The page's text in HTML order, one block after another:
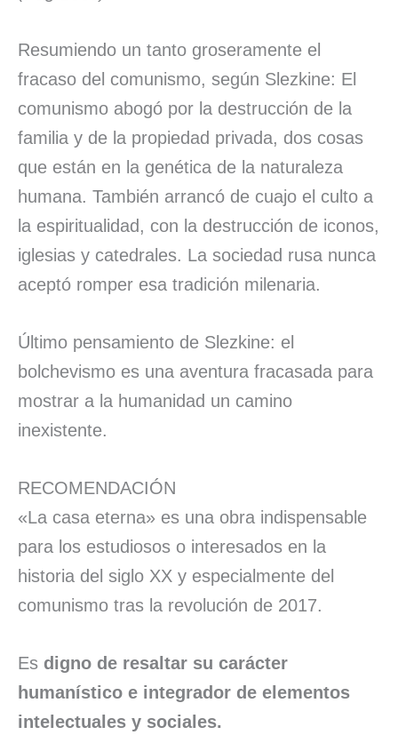
Resumiendo un tanto groseramente el
fracaso del comunismo, según Slezkine: El
comunismo abogó por la destrucción de la
familia y de la propiedad privada, dos cosas
que están en la genética de la naturaleza
humana. También arrancó de cuajo el culto a
la espiritualidad, con la destrucción de iconos,
iglesias y catedrales. La sociedad rusa nunca
aceptó romper esa tradición milenaria.
Último pensamiento de Slezkine: el
bolchevismo es una aventura fracasada para
mostrar a la humanidad un camino
inexistente.
RECOMENDACIÓN
«La casa eterna» es una obra indispensable
para los estudiosos o interesados en la
historia del siglo XX y especialmente del
comunismo tras la revolución de 2017.
Es digno de resaltar su carácter
humanístico e integrador de elementos
intelectuales y sociales.